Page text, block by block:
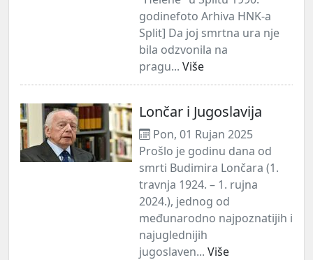
godinefoto Arhiva HNK-a
Split] Da joj smrtna ura nje
bila odzvonila na
pragu... Više
Lončar i Jugoslavija
Pon, 01 Rujan 2025
Prošlo je godinu dana od
smrti Budimira Lončara (1.
travnja 1924. – 1. rujna
2024.), jednog od
međunarodno najpoznatijih i
najuglednijih
jugoslaven... Više